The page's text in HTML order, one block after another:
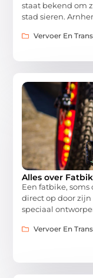
staat bekend om
stad sieren.
Vervoer En
Alles over
Een fatbike,
direct op door
speciaal
Vervoer En